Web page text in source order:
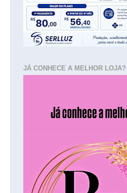
JÁ CONHECE A MELHOR LOJA?